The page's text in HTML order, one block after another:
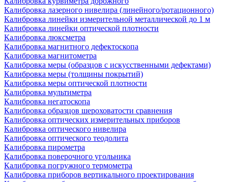
Калибровка лазерного нивелира (линейного/ротационного)
Калибровка линейки измерительной металлической до 1 м
Калибровка линейки оптической плотности
Калибровка люксметра
Калибровка магнитного дефектоскопа
Калибровка магнитометра
Калибровка меры (образцов с искусственными дефектами)
Калибровка меры (толщины покрытий)
Калибровка меры оптической плотности
Калибровка мультиметра
Калибровка негатоскопа
Калибровка образцов шероховатости сравнения
Калибровка оптических измерительных приборов
Калибровка оптического нивелира
Калибровка оптического теодолита
Калибровка пирометра
Калибровка поверочного угольника
Калибровка погружного термометра
Калибровка приборов вертикального проектирования